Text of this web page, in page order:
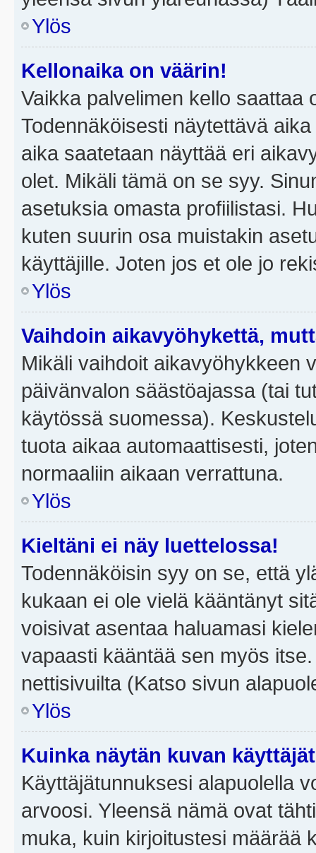
Ylös
Kellonaika on väärin!
Vaikka palvelimen kello saattaa
Todennäköisesti näytettävä
aika saatetaan näyttää eri
olet. Mikäli tämä on se syy.
asetuksia omasta profiilistasi.
kuten suurin osa muistakin
käyttäjille. Joten jos et ole jo
Ylös
Vaihdoin aikavyöhykettä,
Mikäli vaihdoit aikavyöhykkeen
päivänvalon säästöajassa (tai
käytössä suomessa).
tuota aikaa automaattisesti,
normaaliin aikaan verrattuna.
Ylös
Kieltäni ei näy luettelossa!
Todennäköisin syy on se, että
kukaan ei ole vielä kääntänyt
voisivat asentaa haluamasi
vapaasti kääntää sen myös
nettisivuilta (Katso sivun
Ylös
Kuinka näytän kuvan
Käyttäjätunnuksesi alapuolella
arvoosi. Yleensä nämä ovat
muka, kuin kirjoitustesi määrää